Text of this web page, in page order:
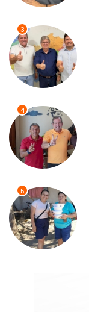
3
4
5